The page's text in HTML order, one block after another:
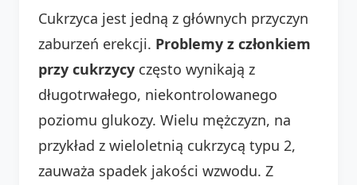
Cukrzyca jest jedną z głównych przyczyn
zaburzeń erekcji. Problemy z członkiem
przy cukrzycy często wynikają z
długotrwałego, niekontrolowanego
poziomu glukozy. Wielu mężczyzn, na
przykład z wieloletnią cukrzycą typu 2,
zauważa spadek jakości wzwodu. Z